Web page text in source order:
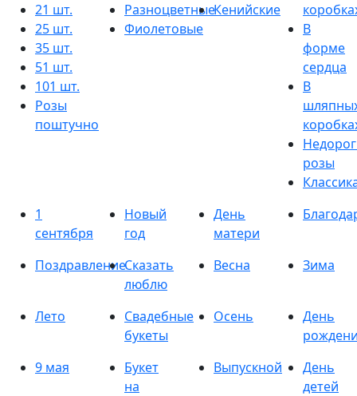
21 шт.
25 шт.
35 шт.
51 шт.
101 шт.
Розы
поштучно
Разноцветные
Фиолетовые
Кенийские
В
форме
сердца
В
розы
1
сентября
Новый
год
День
матери
ПоздравлениеСказать
люблю
Весна Зима
Лето
Свадебные
букеты
Осень
День
9 мая
Букет
на
Выпускной
День
детей